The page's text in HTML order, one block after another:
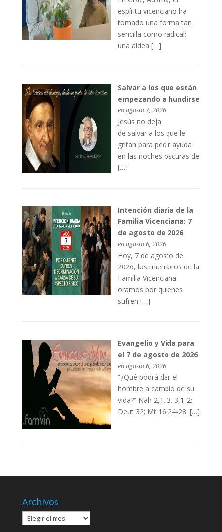
espíritu vicenciano ha
tomado una forma tan
sencilla como radical:
una aldea […]
Salvar a los que están
empezando a hundirse
en agosto 7, 2026
Jesús no deja
de salvar a los que le
gritan para pedir ayuda
en las noches oscuras de
[…]
Intención diaria de la
Familia Vicenciana: 7
de agosto de 2026
en agosto 6, 2026
Hoy, 7 de agosto de
2026, los miembros de la
Familia Vicenciana
oramos por quienes
sufren […]
Evangelio y Vida para
el 7 de agosto de 2026
en agosto 6, 2026
“¿Qué podrá dar el
hombre a cambio de su
vida?” Nah 2,1. 3. 3,1-2;
Deut 32; Mt 16,24-28. […]
Archivos
Archivos